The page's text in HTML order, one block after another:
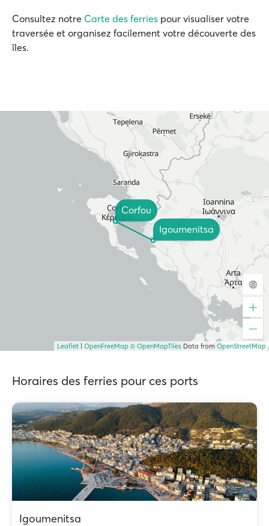
Consultez notre Carte des ferries pour visualiser votre
traversée et organisez facilement votre découverte des
îles.
Corfου
Igοumenitsa
Leaflet OpenFreeMap © OpenMapTiles Data from OpenStreetMap
Horaires des ferries pour ces ports
Igoumenitsa